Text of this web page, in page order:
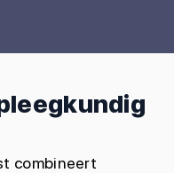
combineert